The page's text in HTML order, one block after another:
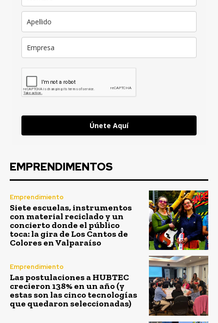
Únete Aquí
EMPRENDIMENTOS
Emprendimiento
Siete escuelas, instrumentos
con material reciclado y un
concierto donde el público
toca: la gira de Los Cantos de
Colores en Valparaíso
Emprendimiento
Las postulaciones a HUBTEC
crecieron 138% en un año (y
estas son las cinco tecnologías
que quedaron seleccionadas)